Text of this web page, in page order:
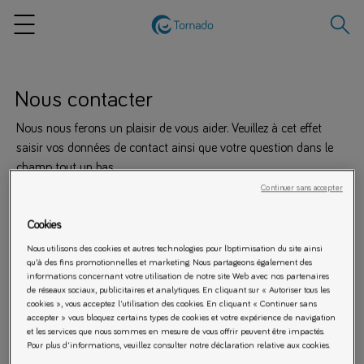
Menu
Nous contacter
Nous nous ferons un plaisir de vous aider. Veuillez à cet effet
saisir vos données de contact ainsi que votre question dans le
champ tout un bas.
EMAIL
Service Conseils Consommateurs Tornado
Cookies
Nous utilisons des cookies et autres technologies pour l’optimisation du site ainsi
qu’à des fins promotionnelles et marketing. Nous partageons également des
informations concernant votre utilisation de notre site Web avec nos partenaires
de réseaux sociaux, publicitaires et analytiques. En cliquant sur « Autoriser tous les
cookies », vous acceptez l'utilisation des cookies. En cliquant « Continuer sans
accepter » vous bloquez certains types de cookies et votre expérience de navigation
et les services que nous sommes en mesure de vous offrir peuvent être impactés.
Pour plus d'informations, veuillez consulter notre déclaration relative aux cookies.
Continuer sans accepter